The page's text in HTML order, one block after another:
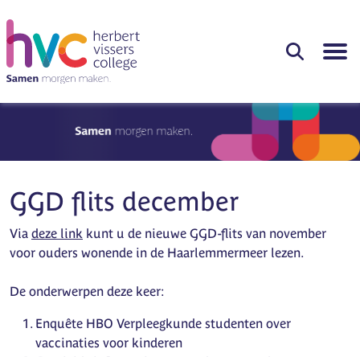
GGD flits december
Via deze link kunt u de nieuwe GGD-flits van november
voor ouders wonende in de Haarlemmermeer lezen.
De onderwerpen deze keer:
Enquête HBO Verpleegkunde studenten over
vaccinaties voor kinderen